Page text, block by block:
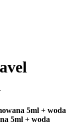
5ml + woda
5ml + woda